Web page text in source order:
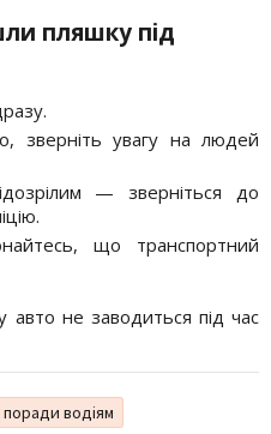
пляшку під
зверніть увагу на людей
— зверніться до
що транспортний
авто не заводиться під час
поради водіям